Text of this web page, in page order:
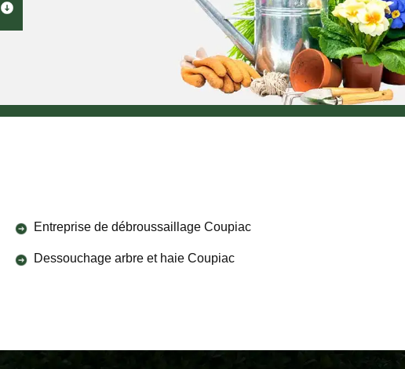
Entreprise de débroussaillage Coupiac
Dessouchage arbre et haie Coupiac